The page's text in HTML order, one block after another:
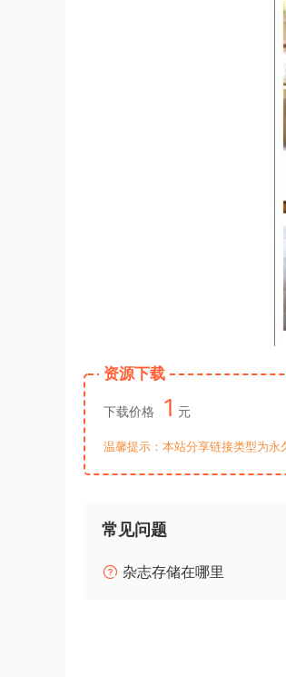
资源下载
下载价格 1 元
温馨提示：本站分享链接类型为
常见问题
杂志存储在哪里